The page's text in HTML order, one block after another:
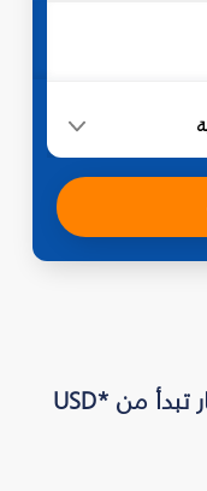
ابحث عن رحلات إلى قطر بأسعار تبدأ من *USD